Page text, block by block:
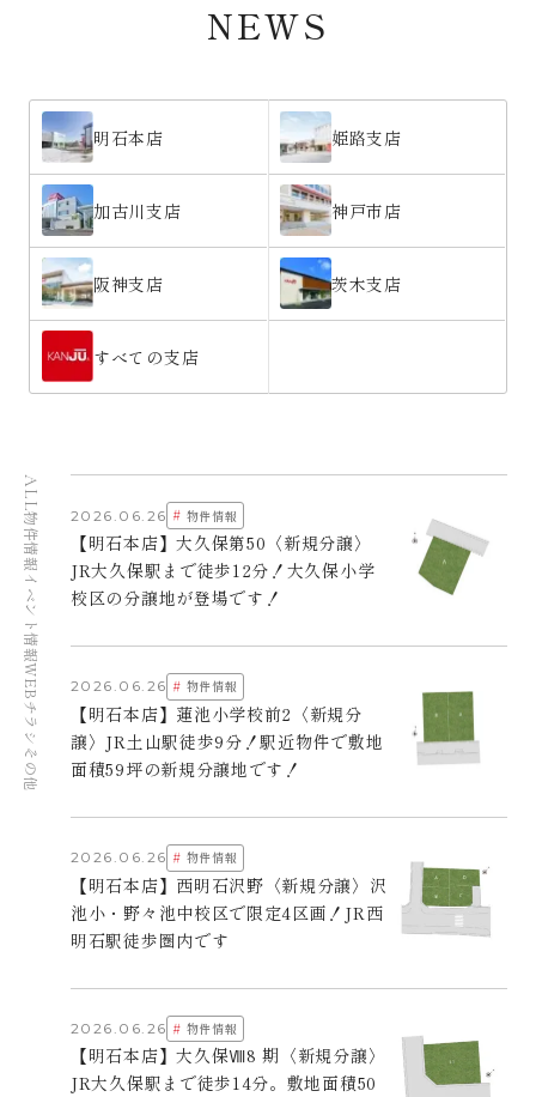
NEWS
明石本店 姫路支店
加古川支店 神戸市店
阪神支店 茨木支店
すべての支店
ALL
物件情報
イベント情報
WEBチラシ
その他
2026.06.26 # 物件情報
【明石本店】大久保第50〈新規分譲〉
JR大久保駅まで徒歩12分！大久保小学
校区の分譲地が登場です！
2026.06.26 # 物件情報
【明石本店】蓮池小学校前2〈新規分
譲〉JR土山駅徒歩9分！駅近物件で敷地
面積59坪の新規分譲地です！
2026.06.26 # 物件情報
【明石本店】西明石沢野〈新規分譲〉沢
池小・野々池中校区で限定4区画！JR西
明石駅徒歩圏内です
2026.06.26 # 物件情報
【明石本店】大久保Ⅷ8 期〈新規分譲〉
JR大久保駅まで徒歩14分。敷地面積50